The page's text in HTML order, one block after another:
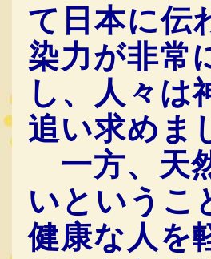
て日本に伝
染力が非常
し、人々は
追い求めま
一方、天
いというこ
健康な人を